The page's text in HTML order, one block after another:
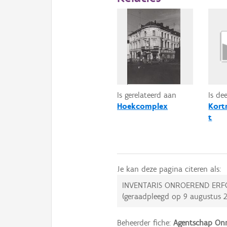
Is gerelateerd aan
Hoekcomplex
Is
t
Je kan deze pagina citeren als:
INVENTARIS ONROEREND
(geraadpleegd op9 augustus
Beheerder fiche:Agentschap